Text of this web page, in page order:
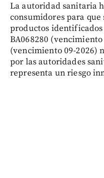
La autoridad sanitaria
consumidores para
productos
BA068280 (vencimiento
(vencimiento 09-2026)
por las autoridades
representa un riesgo